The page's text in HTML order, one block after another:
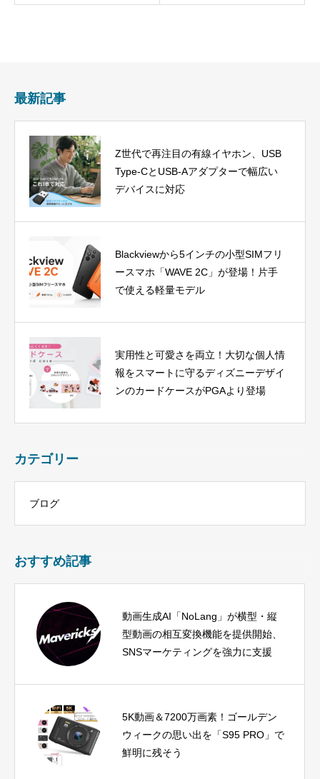
最新記事
Z世代で再注目の有線イヤホン、USB
Type-CとUSB-Aアダプターで幅広い
デバイスに対応
Blackviewから5インチの小型SIMフリ
ースマホ「WAVE 2C」が登場！片手
で使える軽量モデル
実用性と可愛さを両立！大切な個人情
報をスマートに守るディズニーデザイ
ンのカードケースがPGAより登場
カテゴリー
ブログ
おすすめ記事
動画生成AI「NoLang」が横型・縦
型動画の相互変換機能を提供開始、
SNSマーケティングを強力に支援
5K動画＆7200万画素！ゴールデン
ウィークの思い出を「S95 PRO」で
鮮明に残そう